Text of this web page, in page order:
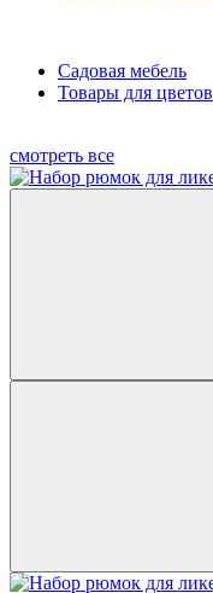
Садовая мебель
Товары для цветов
смотреть все